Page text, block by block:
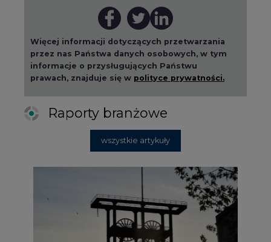
Więcej informacji dotyczących przetwarzania
przez nas Państwa danych osobowych, w tym
informacje o przysługujących Państwu
prawach, znajduje się w polityce prywatności.
Raporty branżowe
wszystkie artykuły